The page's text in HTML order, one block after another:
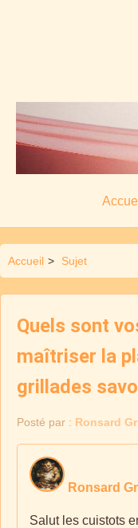
Accueil > Sujet
Quels sont
maîtriser la
grillades
Posté par : Ronsard
Ronsard
Salut les cuistots